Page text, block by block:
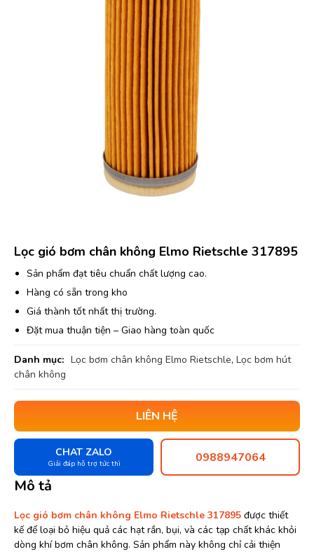
Lọc gió bơm chân không Elmo Rietschle 317895
Sản phẩm đạt tiêu chuẩn chất lượng cao.
Hàng có sẵn trong kho
Giá thành tốt nhất thị trường.
Đặt mua thuận tiện – Giao hàng toàn quốc
Danh mục: Lọc bơm chân không Elmo Rietschle, Lọc bơm hút
chân không
LIÊN HỆ
CHAT ZALO
Giải đáp hỗ trợ tức thì 0988947064
Mô tả
Lọc gió bơm chân không Elmo Rietschle 317895 được thiết
kế để loại bỏ hiệu quả các hạt rắn, bụi, và các tạp chất khác khỏi
dòng khí bơm chân không. Sản phẩm này không chỉ cải thiện